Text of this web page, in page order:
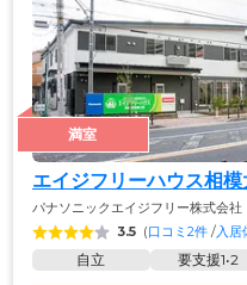
満室
エイジフリーハウス相模
パナソニックエイジフリー株式会社
3.5 (口コミ2件 /入居
自立 要支援1•2